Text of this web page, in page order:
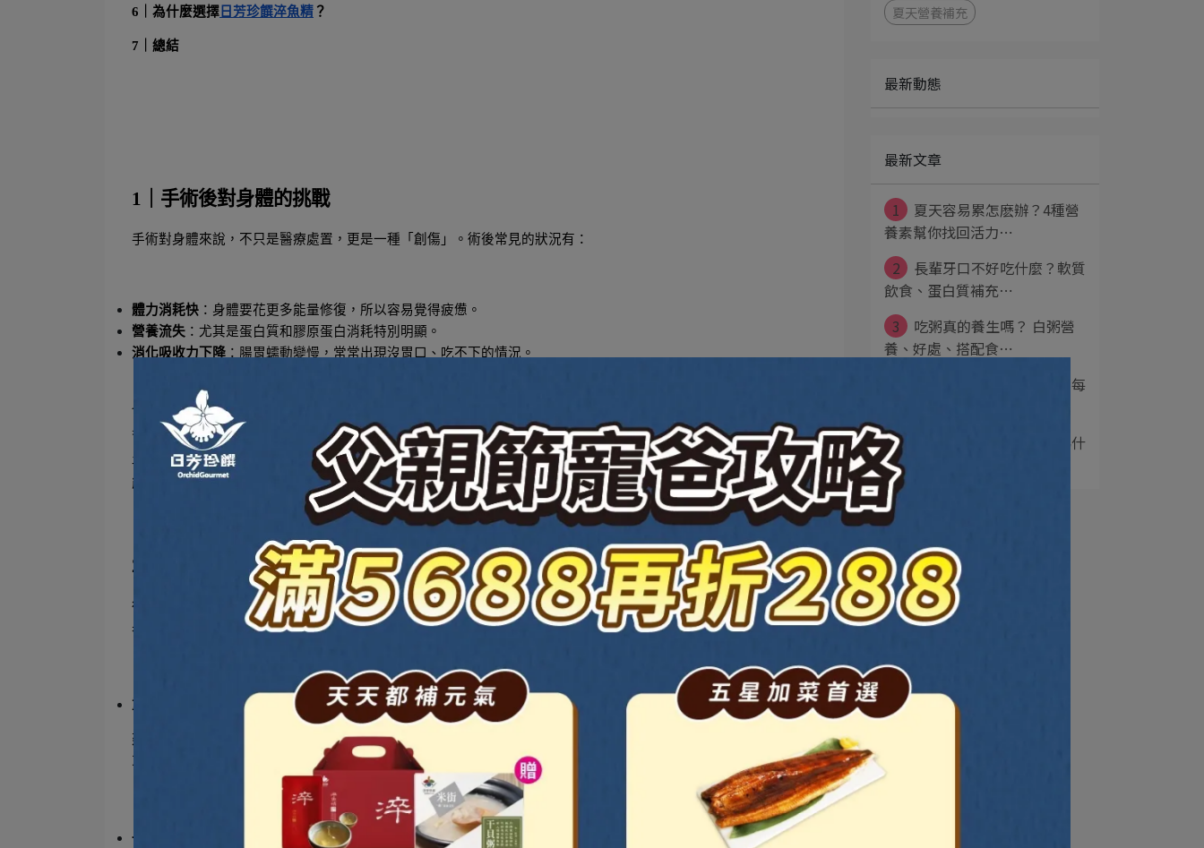
6｜為什麼選擇 日芳珍饌淬魚精 ？
7｜總結
1｜手術後對身體的挑戰
手術對身體來說，不只是醫療處置，更是一種「創傷」。術後常見的狀況有：
體力消耗快 ：身體要花更多能量修復，所以容易覺得疲憊。
營養流失 ：尤其是蛋白質和膠原蛋白消耗特別明顯。
消化吸收力下降 ：腸胃蠕動變慢，常常出現沒胃口、吃不下的情況。
也因為這些原因，術後的飲食補充比平常更重要：
身體穩定恢復的重要一步。
平常吃飯只是維持日常需要，但術後身體的「需求量」比原來的大很多哦。如果這時候營養不夠，不只恢復慢，還可
能增加感染風險。反之吃得對、補得好，身體才有足夠的營養，恢復速度也會更明顯。
2｜術前與術後的營養補充時機
很多人以為：「是不是等開完刀再來補就好了？」其實不完全對哦，手術前就先把身體基礎打好，術後再持續補，效
果會更好。
這也是規劃開刀後飲食時，常常容易被忽略的一點。
重大手術（例如開腸胃道、心臟、癌症相關手術）：
建議至少在
就開始營養調理。這時候要特別避免抽菸、喝酒，因為這些習慣會影響血液循環、降低免疫
力，也會讓傷口癒合變慢。
一般手術（像是膽結石、甲狀腺、婦科手術等）：
夏天營養補充
最新動態
最新文章
1
夏天容易累怎麽辦？4種營
養素幫你找回活力⋯
2
長輩牙口不好吃什麼？軟質
飲食、蛋白質補充⋯
3
吃粥真的養生嗎？ 白粥營
養、好處、搭配食⋯
上班族要補充什麼營養？每
5
牛樟芝和靈芝差在哪？為什
麼牛樟芝比較貴？⋯